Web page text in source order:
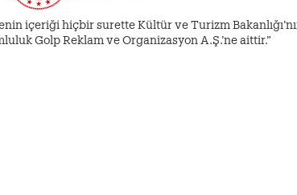
içeriği hiçbir surette Kültür ve Turizm
Golp Reklam ve Organizasyon A.Ş.’ne aittir.”